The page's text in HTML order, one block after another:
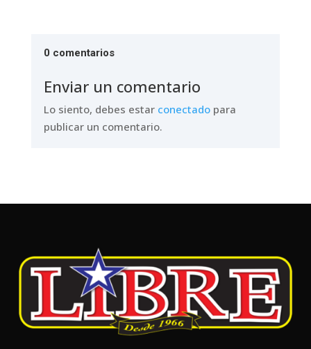
0 comentarios
Enviar un comentario
Lo siento, debes estar conectadopara
publicar un comentario.